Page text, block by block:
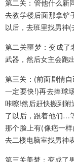
第二关：管他什么新
去教学楼后面那拿铲
以后，去班里找男神
第二关噩梦：变成了
武器，然后女主会跑
第三关：(前面剧情
一定要快!)再去捧球
咔嚓!然后赶快搬到
了以后，跟着他们…
那个脸上有(像疤一
去二楼电脑室找男神
第三关美梦：变成了